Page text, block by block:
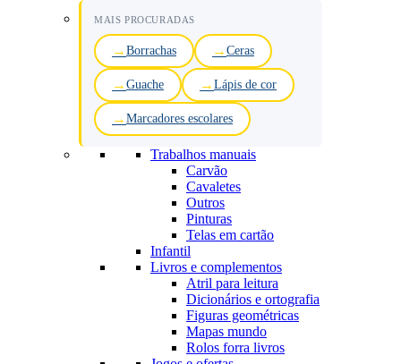
MAIS PROCURADAS
Borrachas Ceras
Guache Lápis de cor
Marcadores escolares
Trabalhos manuais
Carvão
Cavaletes
Outros
Pinturas
Telas em cartão
Infantil
Livros e complementos
Atril para leitura
Dicionários e ortografia
Figuras geométricas
Mapas mundo
Rolos forra livros